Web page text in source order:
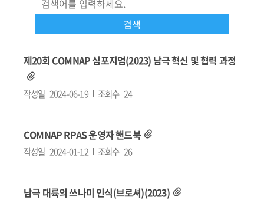
제20회 COMNAP 심포지엄(2023) 남극 혁신 및 협력 과정
작성일 2024-06-19 조회수 24
COMNAP RPAS 운영자 핸드북
작성일 2024-01-12 조회수 26
남극 대륙의 쓰나미 인식(브로셔)(2023)